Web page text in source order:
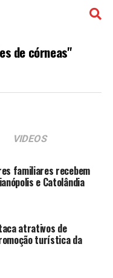
de córneas"
VIDEOS
familiares recebem
e Catolândia
atrativos de
turística da